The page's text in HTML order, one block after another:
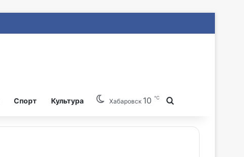
Спорт Культура Хабаровск 10 ℃